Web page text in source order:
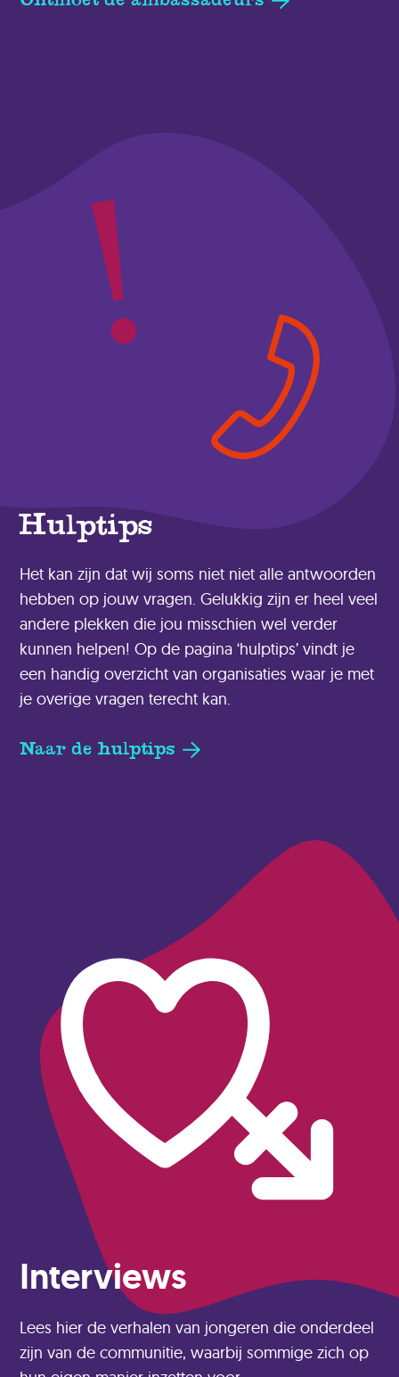
Hulptips
Het kan zijn dat wij soms niet niet alle antwoorden
hebben op jouw vragen. Gelukkig zijn er heel veel
andere plekken die jou misschien wel verder
kunnen helpen! Op de pagina ‘hulptips’ vindt je
een handig overzicht van organisaties waar je met
je overige vragen terecht kan.
Naar de hulptips
Interviews
Lees hier de verhalen van jongeren die onderdeel
zijn van de communitie, waarbij sommige zich op